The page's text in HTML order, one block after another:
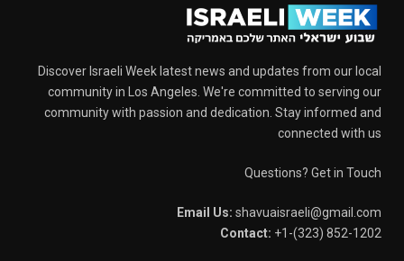
Discover Israeli Week latest news and updates from our local
community in Los Angeles. We're committed to serving our
community with passion and dedication. Stay informed and
connected with us
Questions? Get in Touch
Email Us: shavuaisraeli@gmail.com
Contact: +1-(323) 852-1202